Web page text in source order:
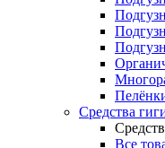
Средства
Все